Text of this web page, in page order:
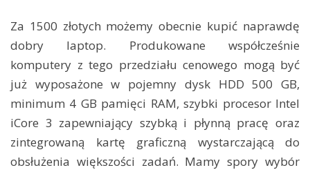
Za 1500 złotych możemy obecnie kupić naprawdę
dobry laptop. Produkowane współcześnie
komputery z tego przedziału cenowego mogą być
już wyposażone w pojemny dysk HDD 500 GB,
minimum 4 GB pamięci RAM, szybki procesor Intel
iCore 3 zapewniający szybką i płynną pracę oraz
zintegrowaną kartę graficzną wystarczającą do
obsłużenia większości zadań. Mamy spory wybór